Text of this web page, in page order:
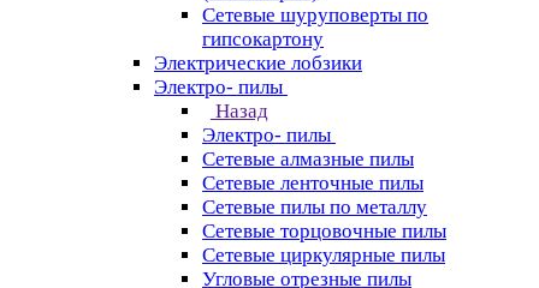
Сетевые шуруповерты по
гипсокартону
Электрические лобзики
Электро- пилы
Назад
Электро- пилы
Сетевые алмазные пилы
Сетевые ленточные пилы
Сетевые пилы по металлу
Сетевые торцовочные пилы
Сетевые циркулярные пилы
Угловые отрезные пилы